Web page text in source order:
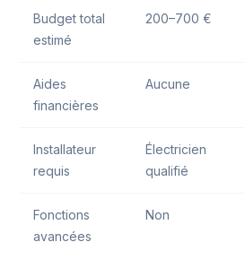
Budget total
estimé
200–700 €
Aides
financières
Aucune
Installateur
requis
Électricien
qualifié
Fonctions
avancées
Non